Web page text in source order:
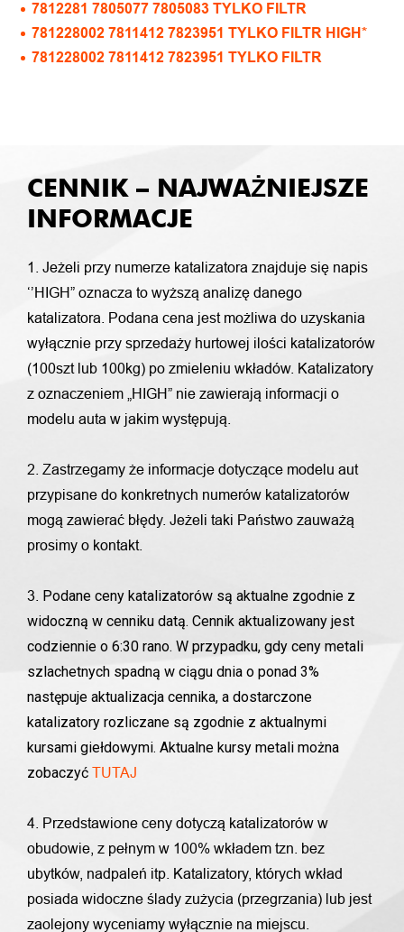
7812281 7805077 7805083 TYLKO FILTR
781228002 7811412 7823951 TYLKO FILTR HIGH*
781228002 7811412 7823951 TYLKO FILTR
CENNIK – NAJWAŻNIEJSZE
INFORMACJE
1. Jeżeli przy numerze katalizatora znajduje się napis
‘’HIGH” oznacza to wyższą analizę danego
katalizatora. Podana cena jest możliwa do uzyskania
wyłącznie przy sprzedaży hurtowej ilości katalizatorów
(100szt lub 100kg) po zmieleniu wkładów. Katalizatory
z oznaczeniem „HIGH” nie zawierają informacji o
modelu auta w jakim występują.
2. Zastrzegamy że informacje dotyczące modelu aut
przypisane do konkretnych numerów katalizatorów
mogą zawierać błędy. Jeżeli taki Państwo zauważą
prosimy o kontakt.
3. Podane ceny katalizatorów są aktualne zgodnie z
widoczną w cenniku datą. Cennik aktualizowany jest
codziennie o 6:30 rano. W przypadku, gdy ceny metali
szlachetnych spadną w ciągu dnia o ponad 3%
następuje aktualizacja cennika, a dostarczone
katalizatory rozliczane są zgodnie z aktualnymi
kursami giełdowymi. Aktualne kursy metali można
zobaczyć TUTAJ
4. Przedstawione ceny dotyczą katalizatorów w
obudowie, z pełnym w 100% wkładem tzn. bez
ubytków, nadpaleń itp. Katalizatory, których wkład
posiada widoczne ślady zużycia (przegrzania) lub jest
zaolejony wyceniamy wyłącznie na miejscu.